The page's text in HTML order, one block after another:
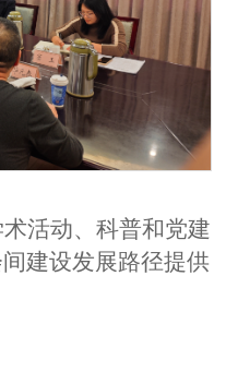
活动、科普和党建
建设发展路径提供